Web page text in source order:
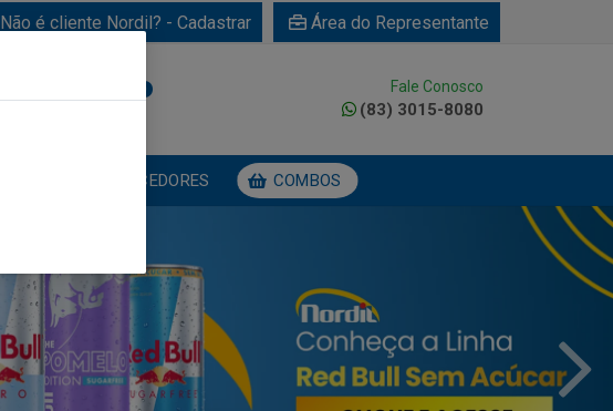
Não é cliente Nordil? - Cadastrar Área do Representante
Fale Conosco
(83) 3015-8080
FORNECEDORES COMBOS